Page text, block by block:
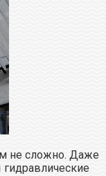
не сложно. Даже